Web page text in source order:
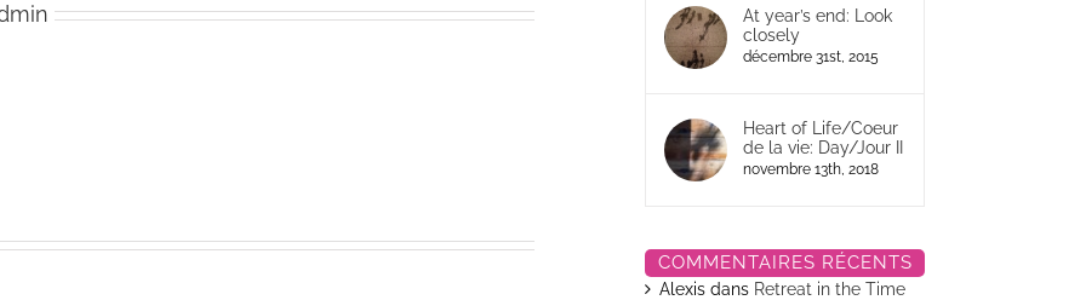
At year’s end: Look
closely
décembre 31st, 2015
Heart of Life/Coeur
de la vie: Day/Jour II
novembre 13th, 2018
COMMENTAIRES RÉCENTS
Alexis dans Retreat in the Time